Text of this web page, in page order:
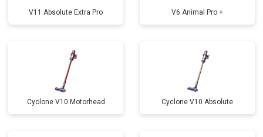
V11 Absolute Extra Pro V6 Animal Pro +
Cyclone V10 Motorhead Cyclone V10 Absolute